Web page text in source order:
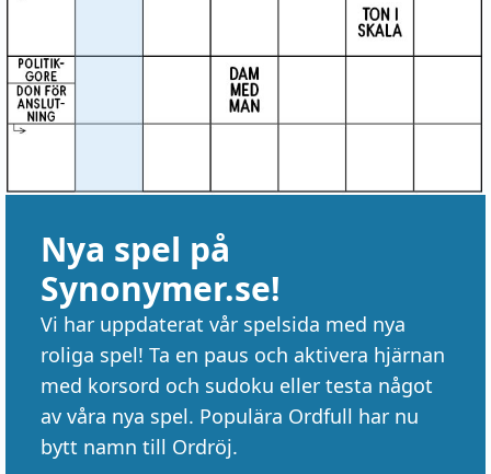
Nya spel på
Synonymer.se!
Vi har uppdaterat vår spelsida med nya
roliga spel! Ta en paus och aktivera hjärnan
med korsord och sudoku eller testa något
av våra nya spel. Populära Ordfull har nu
bytt namn till Ordröj.